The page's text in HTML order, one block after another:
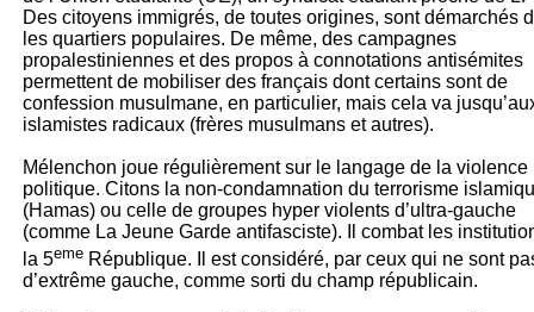
Des citoyens immigrés, de toutes origines, sont démarchés
les quartiers populaires. De même, des campagnes
propalestiniennes et des propos à connotations antisémites
permettent de mobiliser des français dont certains sont de
confession musulmane, en particulier, mais cela va
islamistes radicaux (frères musulmans et autres).
Mélenchon joue régulièrement sur le langage de la violence
politique. Citons la non-condamnation du terrorisme
(Hamas) ou celle de groupes hyper violents d’ultra-gauche
(comme La Jeune Garde antifasciste). Il combat les
la 5eme République. Il est considéré, par ceux qui ne sont
d’extrême gauche, comme sorti du champ républicain.